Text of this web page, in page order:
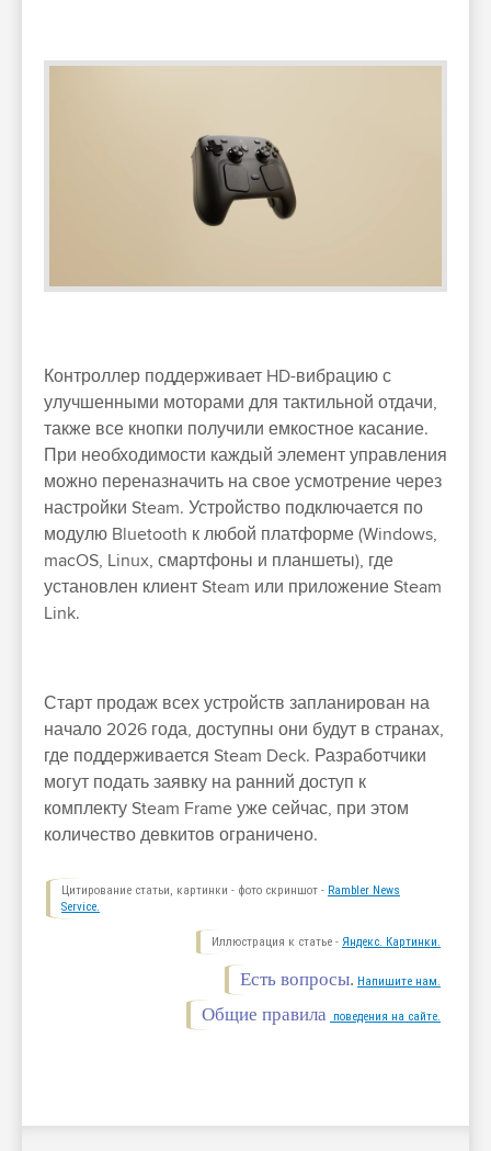
Контроллер поддерживает HD-вибрацию с
улучшенными моторами для тактильной отдачи,
также все кнопки получили емкостное касание.
При необходимости каждый элемент управления
можно переназначить на свое усмотрение через
настройки Steam. Устройство подключается по
модулю Bluetooth к любой платформе (Windows,
macOS, Linux, смартфоны и планшеты), где
установлен клиент Steam или приложение Steam
Link.
Старт продаж всех устройств запланирован на
начало 2026 года, доступны они будут в странах,
где поддерживается Steam Deck. Разработчики
могут подать заявку на ранний доступ к
комплекту Steam Frame уже сейчас, при этом
количество девкитов ограничено.
Цитирование статьи, картинки - фото скриншот - Rambler News
Service.
Иллюстрация к статье - Яндекс. Картинки.
Есть вопросы. Напишите нам.
Общие правила поведения на сайте.